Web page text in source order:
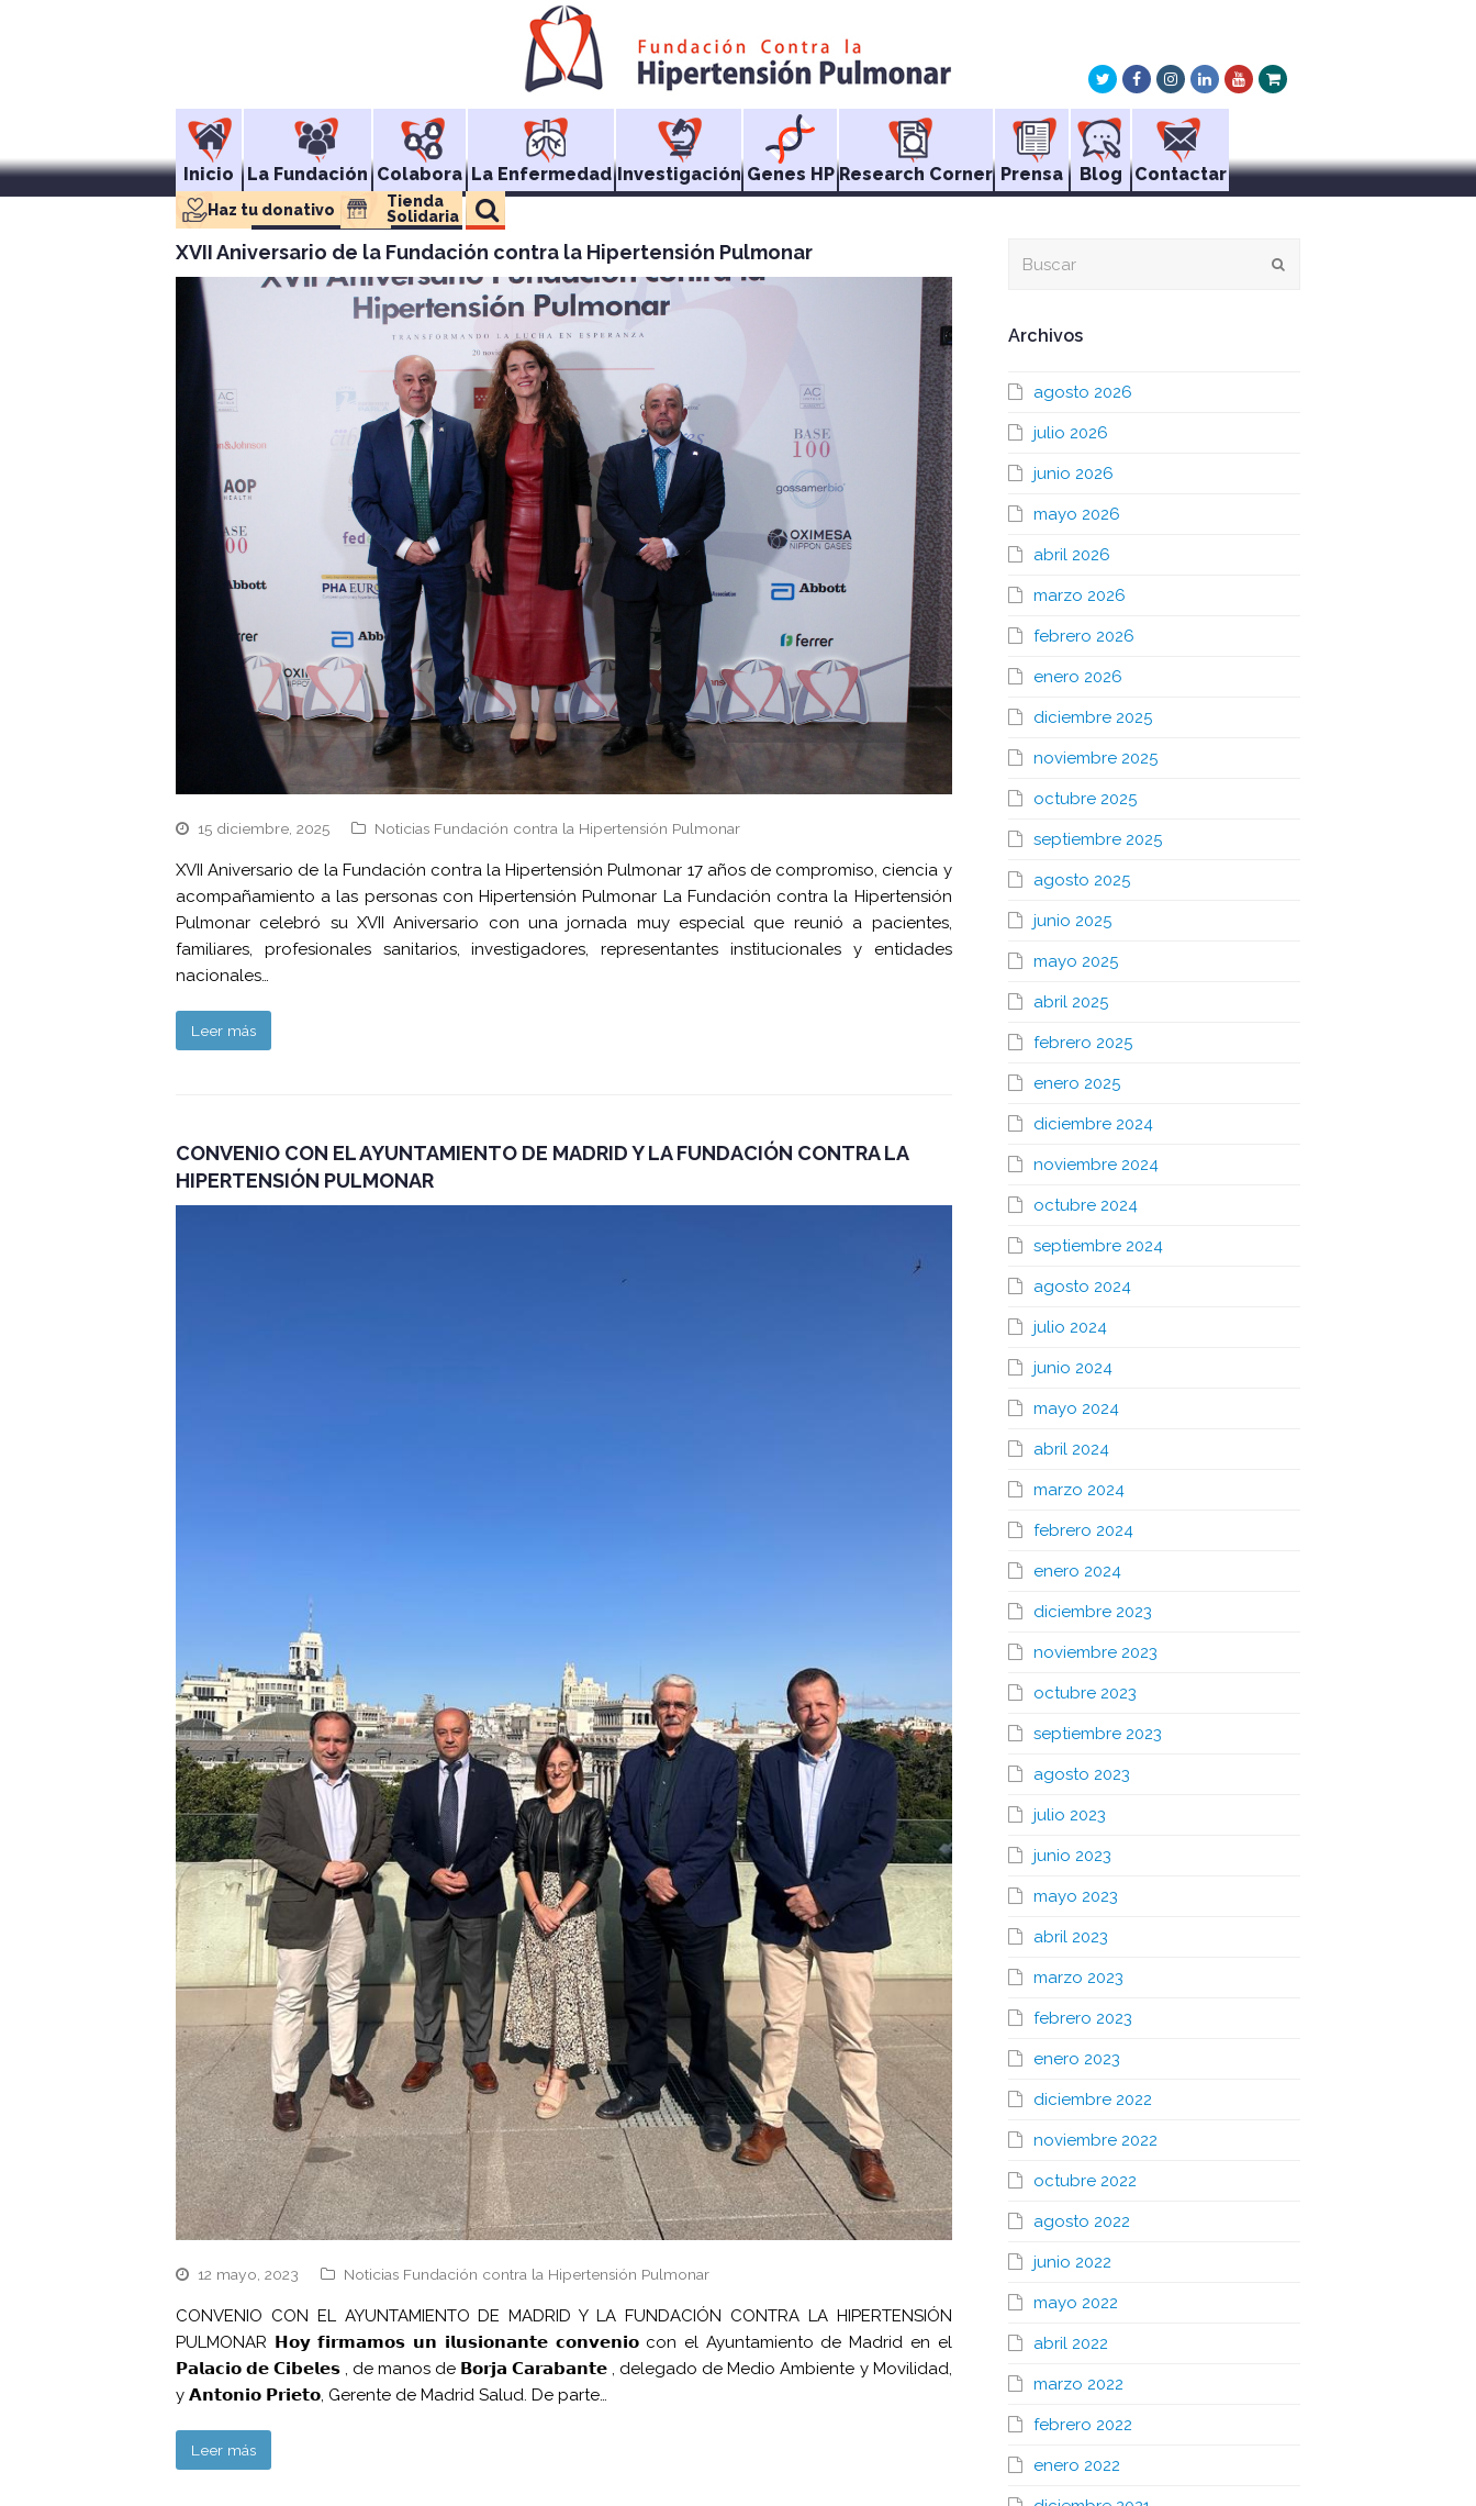
TwitterFacebookInstagram
LinkedInYoutube
Xing
Inicio La Fundación Colabora La Enfermedad Investigación Genes HP Research Corner Prensa Blog Contactar
Haz tu donativo
Tienda
Solidaria
XVII Aniversario de la Fundación contra la Hipertensión Pulmonar
15 diciembre, 2025 Noticias Fundación contra la Hipertensión Pulmonar
XVII Aniversario de la Fundación contra la Hipertensión Pulmonar 17 años de compromiso, ciencia y
acompañamiento a las personas con Hipertensión Pulmonar La Fundación contra la Hipertensión
Pulmonar celebró su XVII Aniversario con una jornada muy especial que reunió a pacientes,
familiares, profesionales sanitarios, investigadores, representantes institucionales y entidades
nacionales…
Leer más
CONVENIO CON EL AYUNTAMIENTO DE MADRID Y LA FUNDACIÓN CONTRA LA
HIPERTENSIÓN PULMONAR
12 mayo, 2023 Noticias Fundación contra la Hipertensión Pulmonar
CONVENIO CON EL AYUNTAMIENTO DE MADRID Y LA FUNDACIÓN CONTRA LA HIPERTENSIÓN
PULMONAR 𝗛𝗼𝘆 𝗳𝗶𝗿𝗺𝗮𝗺𝗼𝘀 𝘂𝗻 𝗶𝗹𝘂𝘀𝗶𝗼𝗻𝗮𝗻𝘁𝗲 𝗰𝗼𝗻𝘃𝗲𝗻𝗶𝗼 con el Ayuntamiento de Madrid en el
𝗣𝗮𝗹𝗮𝗰𝗶𝗼 𝗱𝗲 𝗖𝗶𝗯𝗲𝗹𝗲𝘀 , de manos de 𝗕𝗼𝗿𝗷𝗮 𝗖𝗮𝗿𝗮𝗯𝗮𝗻𝘁𝗲 , delegado de Medio Ambiente y Movilidad,
y 𝗔𝗻𝘁𝗼𝗻𝗶𝗼 𝗣𝗿𝗶𝗲𝘁𝗼, Gerente de Madrid Salud. De parte…
Leer más
Archivos
agosto 2026
julio 2026
junio 2026
mayo 2026
abril 2026
marzo 2026
febrero 2026
enero 2026
diciembre 2025
noviembre 2025
octubre 2025
septiembre 2025
agosto 2025
junio 2025
mayo 2025
abril 2025
febrero 2025
enero 2025
diciembre 2024
noviembre 2024
octubre 2024
septiembre 2024
agosto 2024
julio 2024
junio 2024
mayo 2024
abril 2024
marzo 2024
febrero 2024
enero 2024
diciembre 2023
noviembre 2023
octubre 2023
septiembre 2023
agosto 2023
julio 2023
junio 2023
mayo 2023
abril 2023
marzo 2023
febrero 2023
enero 2023
diciembre 2022
noviembre 2022
octubre 2022
agosto 2022
junio 2022
mayo 2022
abril 2022
marzo 2022
febrero 2022
enero 2022